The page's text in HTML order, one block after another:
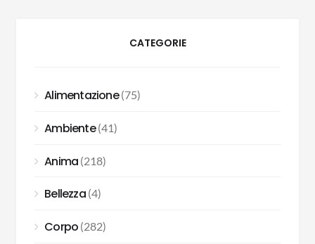
CATEGORIE
Alimentazione(75)
Ambiente(41)
Anima (218)
Bellezza(4)
Corpo (282)